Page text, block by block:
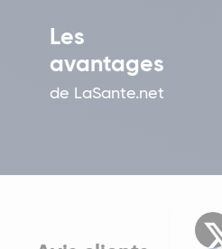
Les
avantages
de LaSante.net